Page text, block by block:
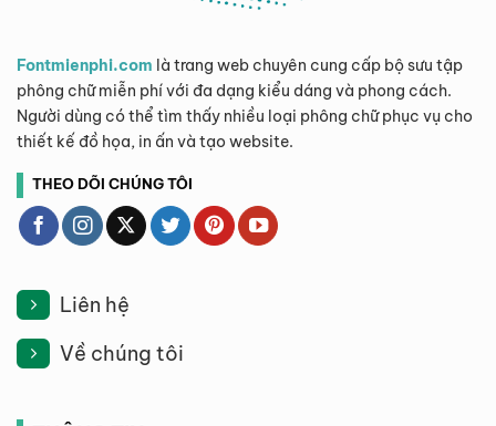
Fontmienphi.com là trang web chuyên cung cấp bộ sưu tập
phông chữ miễn phí với đa dạng kiểu dáng và phong cách.
Người dùng có thể tìm thấy nhiều loại phông chữ phục vụ cho
thiết kế đồ họa, in ấn và tạo website.
THEO DÕI CHÚNG TÔI
Liên hệ
Về chúng tôi